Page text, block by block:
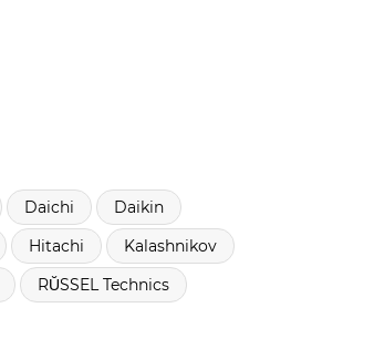
Daichi
Daikin
Hitachi
Kalashnikov
RŬSSEL Technics